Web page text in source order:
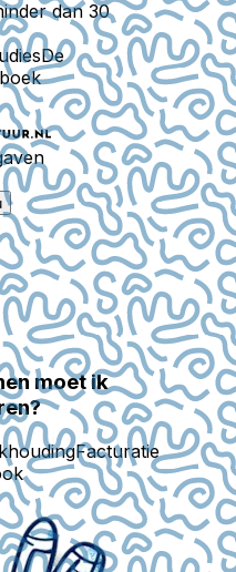
dan 30
De
moet ik
Facturatie